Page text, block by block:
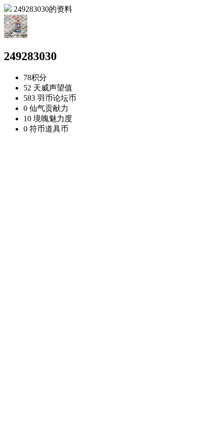
249283030的资料
249283030
78积分
52 天威声望值
583 羽币论坛币
0 仙气贡献力
10 境魄魅力度
0 符币道具币